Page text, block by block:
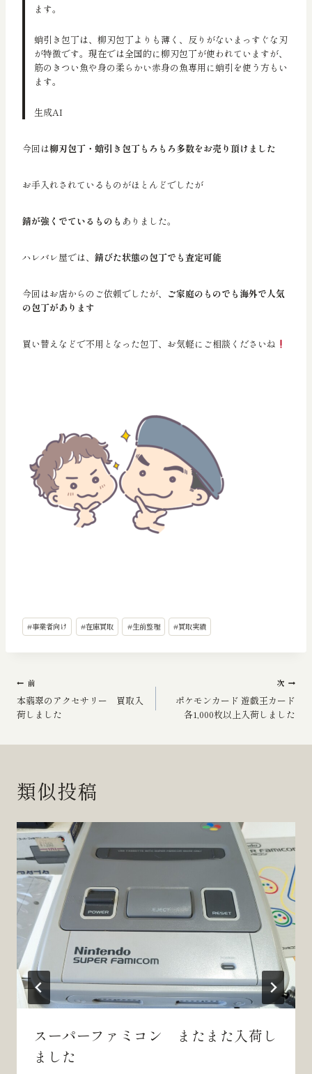
ます。
蛸引き包丁は、柳刃包丁よりも薄く、反りがないまっすぐな刃
が特徴です。現在では全国的に柳刃包丁が使われていますが、
筋のきつい魚や身の柔らかい赤身の魚専用に蛸引を使う方もい
ます。
生成AI
今回は柳刃包丁・蛸引き包丁もろもろ多数をお売り頂けました
お手入れされているものがほとんどでしたが
錆が強くでているものも ありました。
ハレバレ屋では、 錆びた状態の包丁でも査定可能
今回はお店からのご依頼でしたが、
ご家庭のものでも海外で人気
の包丁があります
買い替えなどで不用となった包丁、お気軽にご相談くださいね
投
稿
#事業者向け #在庫買取 #生前整理 #買取実績
投
稿
ナ
ビ
ゲ
ー
シ
ョ
ン
前
本翡翠のアクセサリー 買取入
荷しました
次
ポケモンカード 遊戯王カード
各1,000枚以上入荷しました
類似投稿
スーパーファミコン またまた入荷し
ました